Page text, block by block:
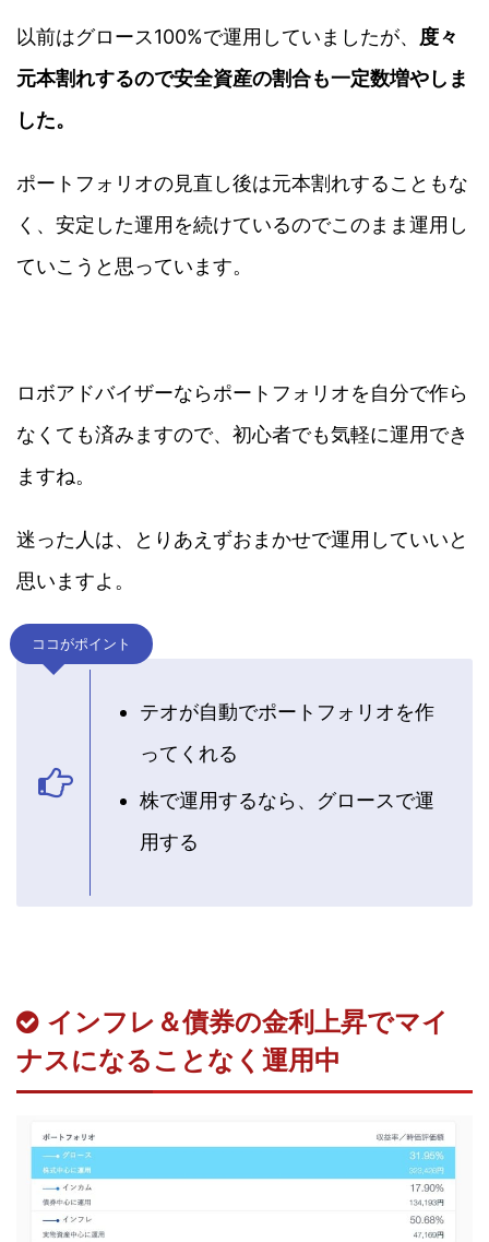
以前はグロース100%で運用していましたが、 度々
元本割れするので安全資産の割合も一定数増やしま
した。
ポートフォリオの見直し後は元本割れすることもな
く、安定した運用を続けているのでこのまま運用し
ていこうと思っています。
ロボアドバイザーならポートフォリオを自分で作ら
なくても済みますので、初心者でも気軽に運用でき
ますね。
迷った人は、とりあえずおまかせで運用していいと
思いますよ。
ココがポイント
テオが自動でポートフォリオを作
ってくれる
株で運用するなら、グロースで運
用する
インフレ＆債券の金利上昇でマイ
ナスになることなく運用中